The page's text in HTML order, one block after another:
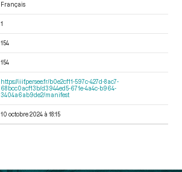
Français
1
154
154
https://iiif.persee.fr/b0e2cf11-597c-427d-8ac7-
68bcc0acf13b/d3944ed5-671e-4a4c-b964-
3404a6ab9de2/manifest
10 octobre 2024 à 18:15